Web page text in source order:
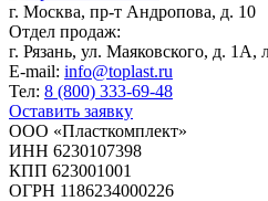
г. Москва, пр-т Андропова, д. 10
Отдел продаж:
г. Рязань, ул. Маяковского, д. 1А,
E-mail: info@toplast.ru
Тел: 8 (800) 333-69-48
Оставить заявку
ООО «Пласткомплект»
ИНН 6230107398
КПП 623001001
ОГРН 1186234000226